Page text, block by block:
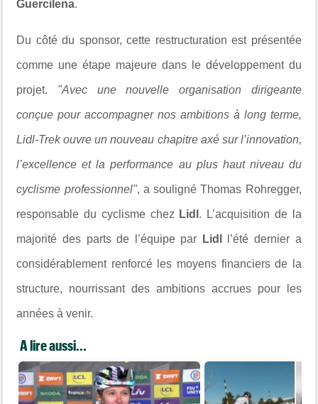
Guercilena.
Du côté du sponsor, cette restructuration est présentée
comme une étape majeure dans le développement du
projet. "Avec une nouvelle organisation dirigeante
conçue pour accompagner nos ambitions à long terme,
Lidl-Trek ouvre un nouveau chapitre axé sur l’innovation,
l’excellence et la performance au plus haut niveau du
cyclisme professionnel", a souligné Thomas Rohregger,
responsable du cyclisme chez Lidl . L’acquisition de la
majorité des parts de l’équipe par Lidl l’été dernier a
considérablement renforcé les moyens financiers de la
structure, nourrissant des ambitions accrues pour les
années à venir.
A lire aussi...